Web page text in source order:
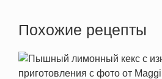
Похожие рецепты